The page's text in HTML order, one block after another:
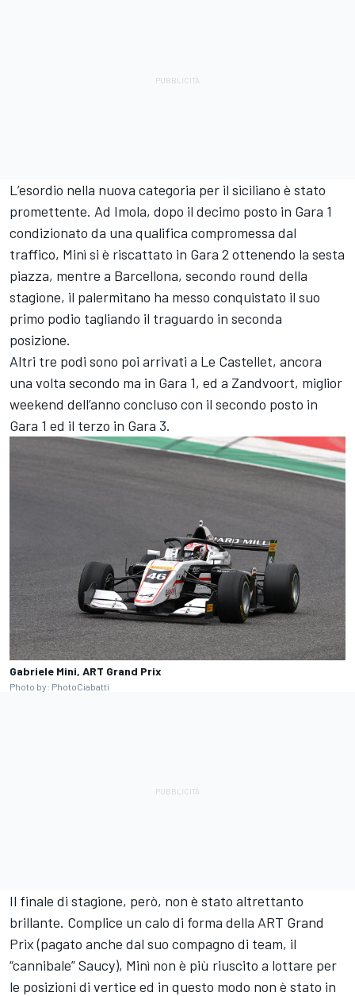
L’esordio nella nuova categoria per il siciliano è stato
promettente. Ad Imola, dopo il decimo posto in Gara 1
condizionato da una qualifica compromessa dal
traffico, Minì si è riscattato in Gara 2 ottenendo la sesta
piazza, mentre a Barcellona, secondo round della
stagione, il palermitano ha messo conquistato il suo
primo podio tagliando il traguardo in seconda
posizione.
Altri tre podi sono poi arrivati a Le Castellet, ancora
una volta secondo ma in Gara 1, ed a Zandvoort, miglior
weekend dell’anno concluso con il secondo posto in
Gara 1 ed il terzo in Gara 3.
Gabriele Mini, ART Grand Prix
Photo by: PhotoCiabatti
Il finale di stagione, però, non è stato altrettanto
brillante. Complice un calo di forma della ART Grand
Prix (pagato anche dal suo compagno di team, il
“cannibale” Saucy), Minì non è più riuscito a lottare per
le posizioni di vertice ed in questo modo non è stato in